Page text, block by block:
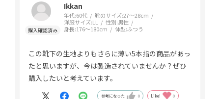
Ikkan
年代:60代 靴のサイズ:27～28cm
洋服サイズ:LL 性別:男性
身長:176～180cm 体型:ふつう
この靴下の生地よりもさらに薄い5本指の商品があっ
たと思いますが、今は製造されていませんか？ぜひ
購入したいと考えています。
参考になった 0 Like! 0